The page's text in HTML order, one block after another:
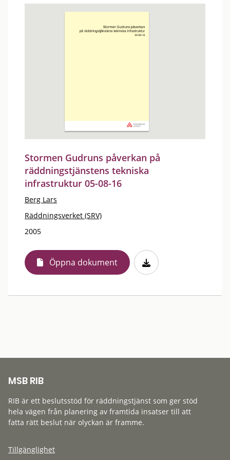
Stormen Gudruns påverkan på
räddningstjänstens tekniska
infrastruktur 05-08-16
Berg Lars
Räddningsverket (SRV)
2005
Öppna dokument
MSB RIB
RIB är ett beslutsstöd för räddningstjänst som ger stöd
hela vägen från planering av framtida insatser till att
fatta rätt beslut när olyckan är framme.
Tillgänglighet